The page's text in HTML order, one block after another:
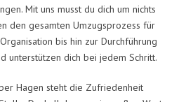
Mit uns musst du dich um nichts
den gesamten Umzugsprozess für
bis hin zur Durchführung
unterstützen dich bei jedem Schritt.
Hagen steht die Zufriedenheit